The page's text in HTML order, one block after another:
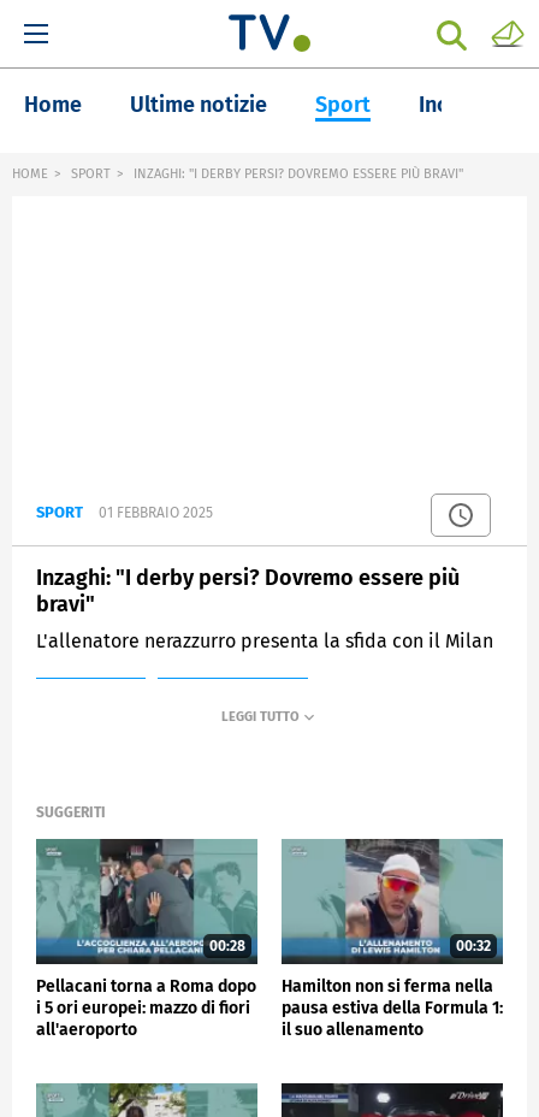
Home Ultime notizie Sport Inchieste
HOME SPORT INZAGHI: "I DERBY PERSI? DOVREMO ESSERE PIÙ BRAVI"
SPORT 01 FEBBRAIO 2025
Inzaghi: "I derby persi? Dovremo essere più
bravi"
L'allenatore nerazzurro presenta la sfida con il Milan
SUGGERITI
00:28
Pellacani torna a Roma dopo
i 5 ori europei: mazzo di fiori
all'aeroporto
00:32
Hamilton non si ferma nella
pausa estiva della Formula 1:
il suo allenamento